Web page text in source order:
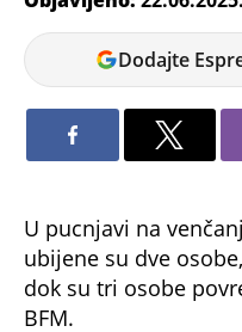
Milica
StanimirovićDodajte
ubijene su dve
dok su tri osobe
BFM.